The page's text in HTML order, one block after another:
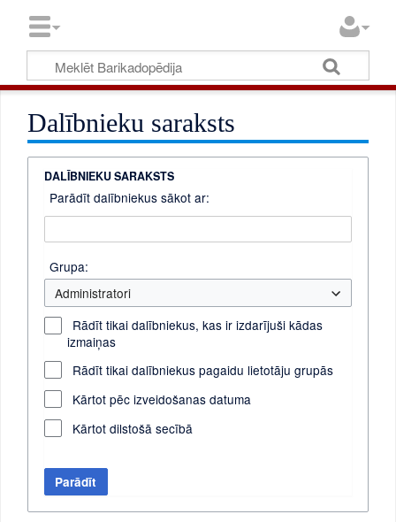
Dalībnieku saraksts
DALĪBNIEKU SARAKSTS
Parādīt dalībniekus sākot ar:
Grupa:
Administratori
Rādīt tikai dalībniekus, kas ir izdarījuši kādas
izmaiņas
Rādīt tikai dalībniekus pagaidu lietotāju grupās
Kārtot pēc izveidošanas datuma
Kārtot dilstošā secībā
Parādīt